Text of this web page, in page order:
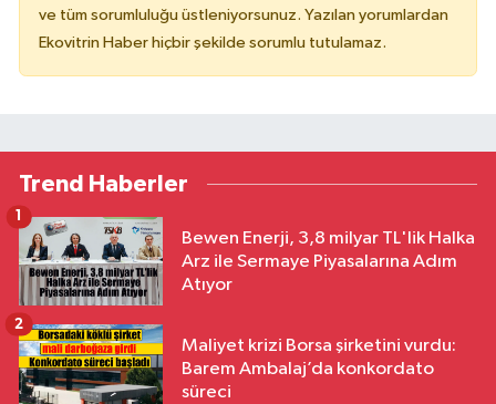
ve tüm sorumluluğu üstleniyorsunuz. Yazılan yorumlardan
Ekovitrin Haber hiçbir şekilde sorumlu tutulamaz.
Trend Haberler
Bewen Enerji, 3,8 milyar TL'lik Halka
Arz ile Sermaye Piyasalarına Adım
Atıyor
1
Maliyet krizi Borsa şirketini vurdu:
Barem Ambalaj’da konkordato
süreci
2